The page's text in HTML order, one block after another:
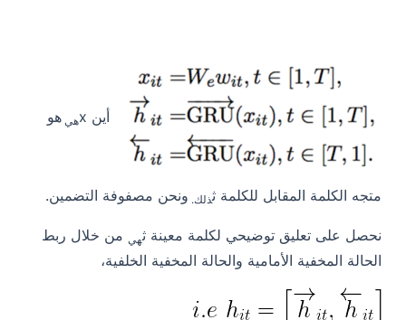
أين xهيهو
متجه الكلمة المقابل للكلمةثذلك. ونحن مصفوفة التضمين.
نحصل على تعليق توضيحي لكلمة معينةثهي من خلال ربط
الحالة المخفية الأمامية والحالة المخفية الخلفية،